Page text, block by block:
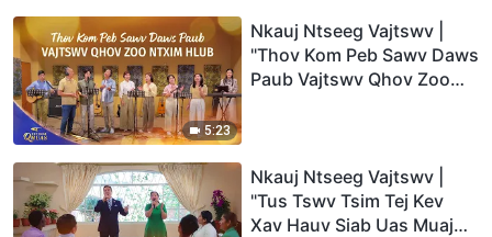
5:23
Nkauj Ntseeg Vajtswv |
"Thov Kom Peb Sawv Daws
Paub Vajtswv Qhov Zoo
Nkauj Ntseeg Vajtswv |
"Tus Tswv Tsim Tej Kev
Xav Hauv Siab Uas Muaj